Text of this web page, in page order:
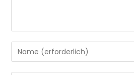
Gib
deinen
Namen